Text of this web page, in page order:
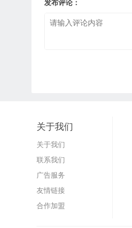
发布评论：
关于我们
关于我们
联系我们
广告服务
友情链接
合作加盟